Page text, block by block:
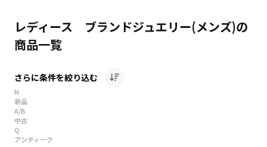
レディース ブランドジュエリー(メンズ)の
商品一覧
さらに条件を絞り込む
N
新品
A/B
中古
Q
アンティーク